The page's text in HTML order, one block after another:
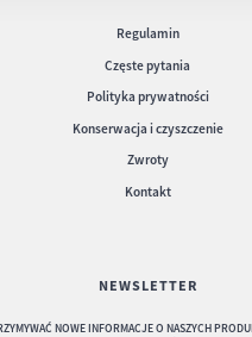
Regulamin
Częste pytania
Polityka prywatności
Konserwacja i czyszczenie
Zwroty
Kontakt
NEWSLETTER
NOWE INFORMACJE O NASZYCH